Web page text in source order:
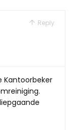
Reply
Kantoorbeker